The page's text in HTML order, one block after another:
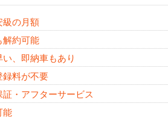
の月額
約可能
、即納車もあり
料が不要
・アフターサービス
能